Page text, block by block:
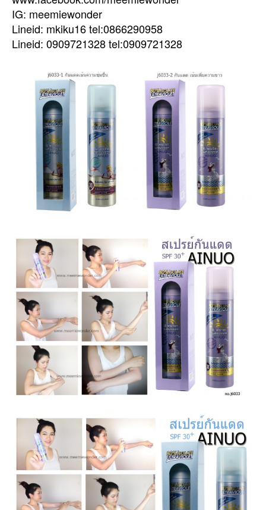
IG: meemiewonder
Lineid: mkiku16 tel:0866290958
Lineid: 0909721328 tel:0909721328